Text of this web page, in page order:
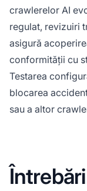
crawlerelor AI
regulat, revizuiri
asigură
conformității cu
Testarea
blocarea
sau a altor